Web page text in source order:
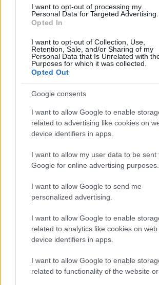
I want to opt-out of processing my
Personal Data for Targeted Advertising.
Opted In
I want to opt-out of Collection, Use,
Retention, Sale, and/or Sharing of my
Personal Data that Is Unrelated with
Purposes for which it was collected.
Opted Out
Google consents
I want to allow Google to enable
related to advertising like cookies on
device identifiers in apps.
I want to allow my user data to be sent
Google for online advertising purposes.
I want to allow Google to send me
personalized advertising.
I want to allow Google to enable
related to analytics like cookies on
device identifiers in apps.
I want to allow Google to enable
related to functionality of the website or